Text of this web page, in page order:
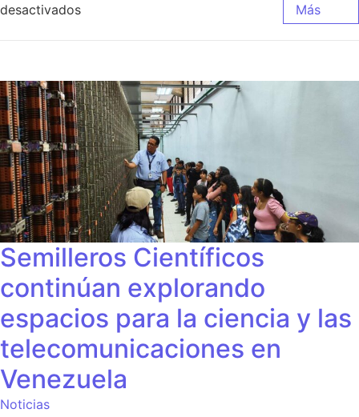
desactivados
Más
Semilleros Científicos
continúan explorando
espacios para la ciencia y las
telecomunicaciones en
Venezuela
Noticias